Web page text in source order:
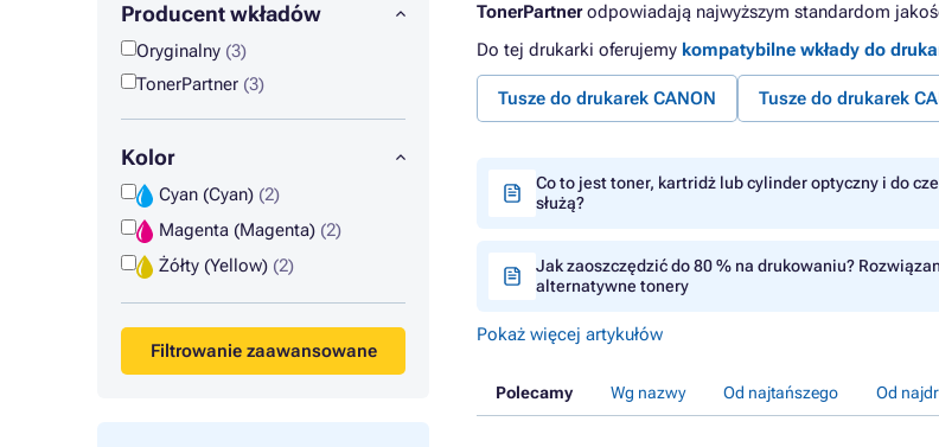
Producent wkładów
Oryginalny (3)
TonerPartner (3)
Kolor
Cyan (Cyan) (2)
Magenta (Magenta) (2)
Żółty (Yellow) (2)
Filtrowanie zaawansowane
TonerPartnerodpowiadają najwyższym standardom
Do tej drukarki oferujemy kompatybilne wkłady do
Tusze do drukarek CANON Tusze do drukarek
Co to jest toner, kartridż lub cylinder optyczny i do
służą?
Jak zaoszczędzić do 80 % na drukowaniu?
alternatywne tonery
Pokaż więcej artykułów
Polecamy Wg nazwy Od najtańszego Od